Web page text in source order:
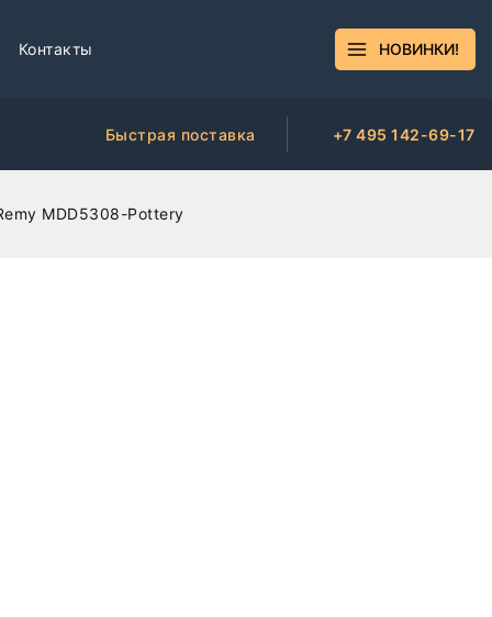
Контакты НОВИНКИ!
Быстрая поставка +7 495 142-69-17
MDD5308-Pottery